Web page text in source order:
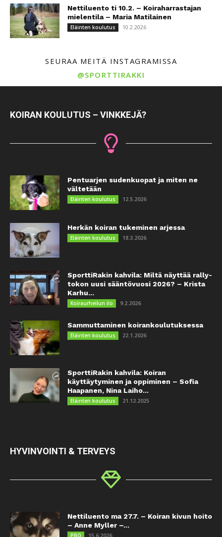
Nettiluento ti 10.2. – Koiraharrastajan
mielentila – Maria Matilainen
Eläinten koulutus 10.2.2026
SEURAA MEITÄ INSTAGRAMISSA
@SPORTTIRAKKI
KOIRAN KOULUTUS – VINKKEJÄ?
Pentuarjen sudenkuopat ja miten ne
vältetään
Eläinten koulutus 12.5.2026
Herkän koiran tukeminen arjessa
Eläinten koulutus 18.3.2026
SporttiRakin kahvila: Miltä näyttää rally-
tokon uusi sääntövuosi 2026? – Krista
Karhu...
Koiraurheilun ilo 9.2.2026
Sammuttaminen koirankoulutuksessa
Eläinten koulutus 22.1.2026
SporttiRakin kahvila: Koiran
käyttäytyminen ja oppiminen – Sofia
Haapanen, Nina Laiho...
Eläinten koulutus 21.12.2025
HYVINVOINTI & TERVEYS
Nettiluento ma 27.7. – Koiran kivun hoito
– Anne Myller –...
PRO 15.6.2026